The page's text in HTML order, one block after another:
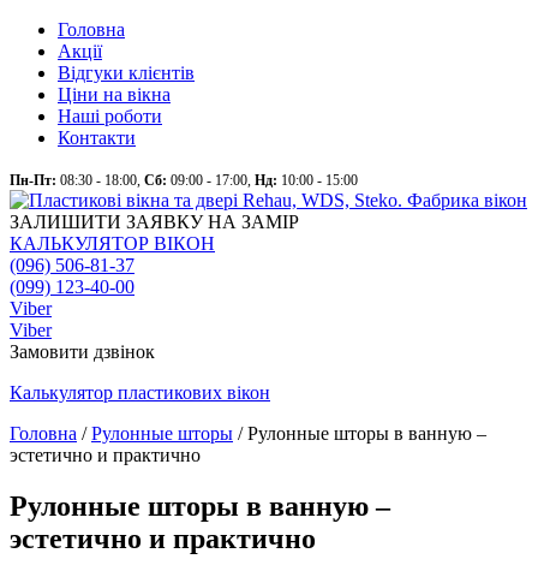
Головна
Акції
Відгуки клієнтів
Ціни на вікна
Наші роботи
Контакти
Пн-Пт: 08:30 - 18:00, Сб: 09:00 - 17:00, Нд: 10:00 - 15:00
ЗАЛИШИТИ ЗАЯВКУ НА ЗАМІР
КАЛЬКУЛЯТОР ВІКОН
(096) 506-81-37
(099) 123-40-00
Viber
Viber
Замовити дзвінок
Калькулятор пластикових вікон
Головна /Рулонные шторы /Рулонные шторы в ванную –
эстетично и практично
Рулонные шторы в ванную –
эстетично и практично